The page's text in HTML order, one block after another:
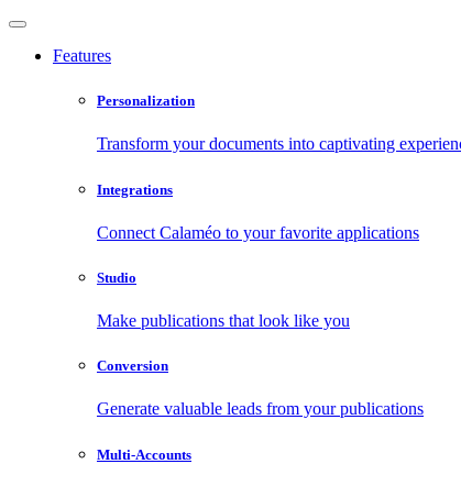
Features
Personalization
Transform your documents into captivating
Integrations
Connect Calaméo to your favorite applications
Studio
Make publications that look like you
Conversion
Generate valuable leads from your publications
Multi-Accounts